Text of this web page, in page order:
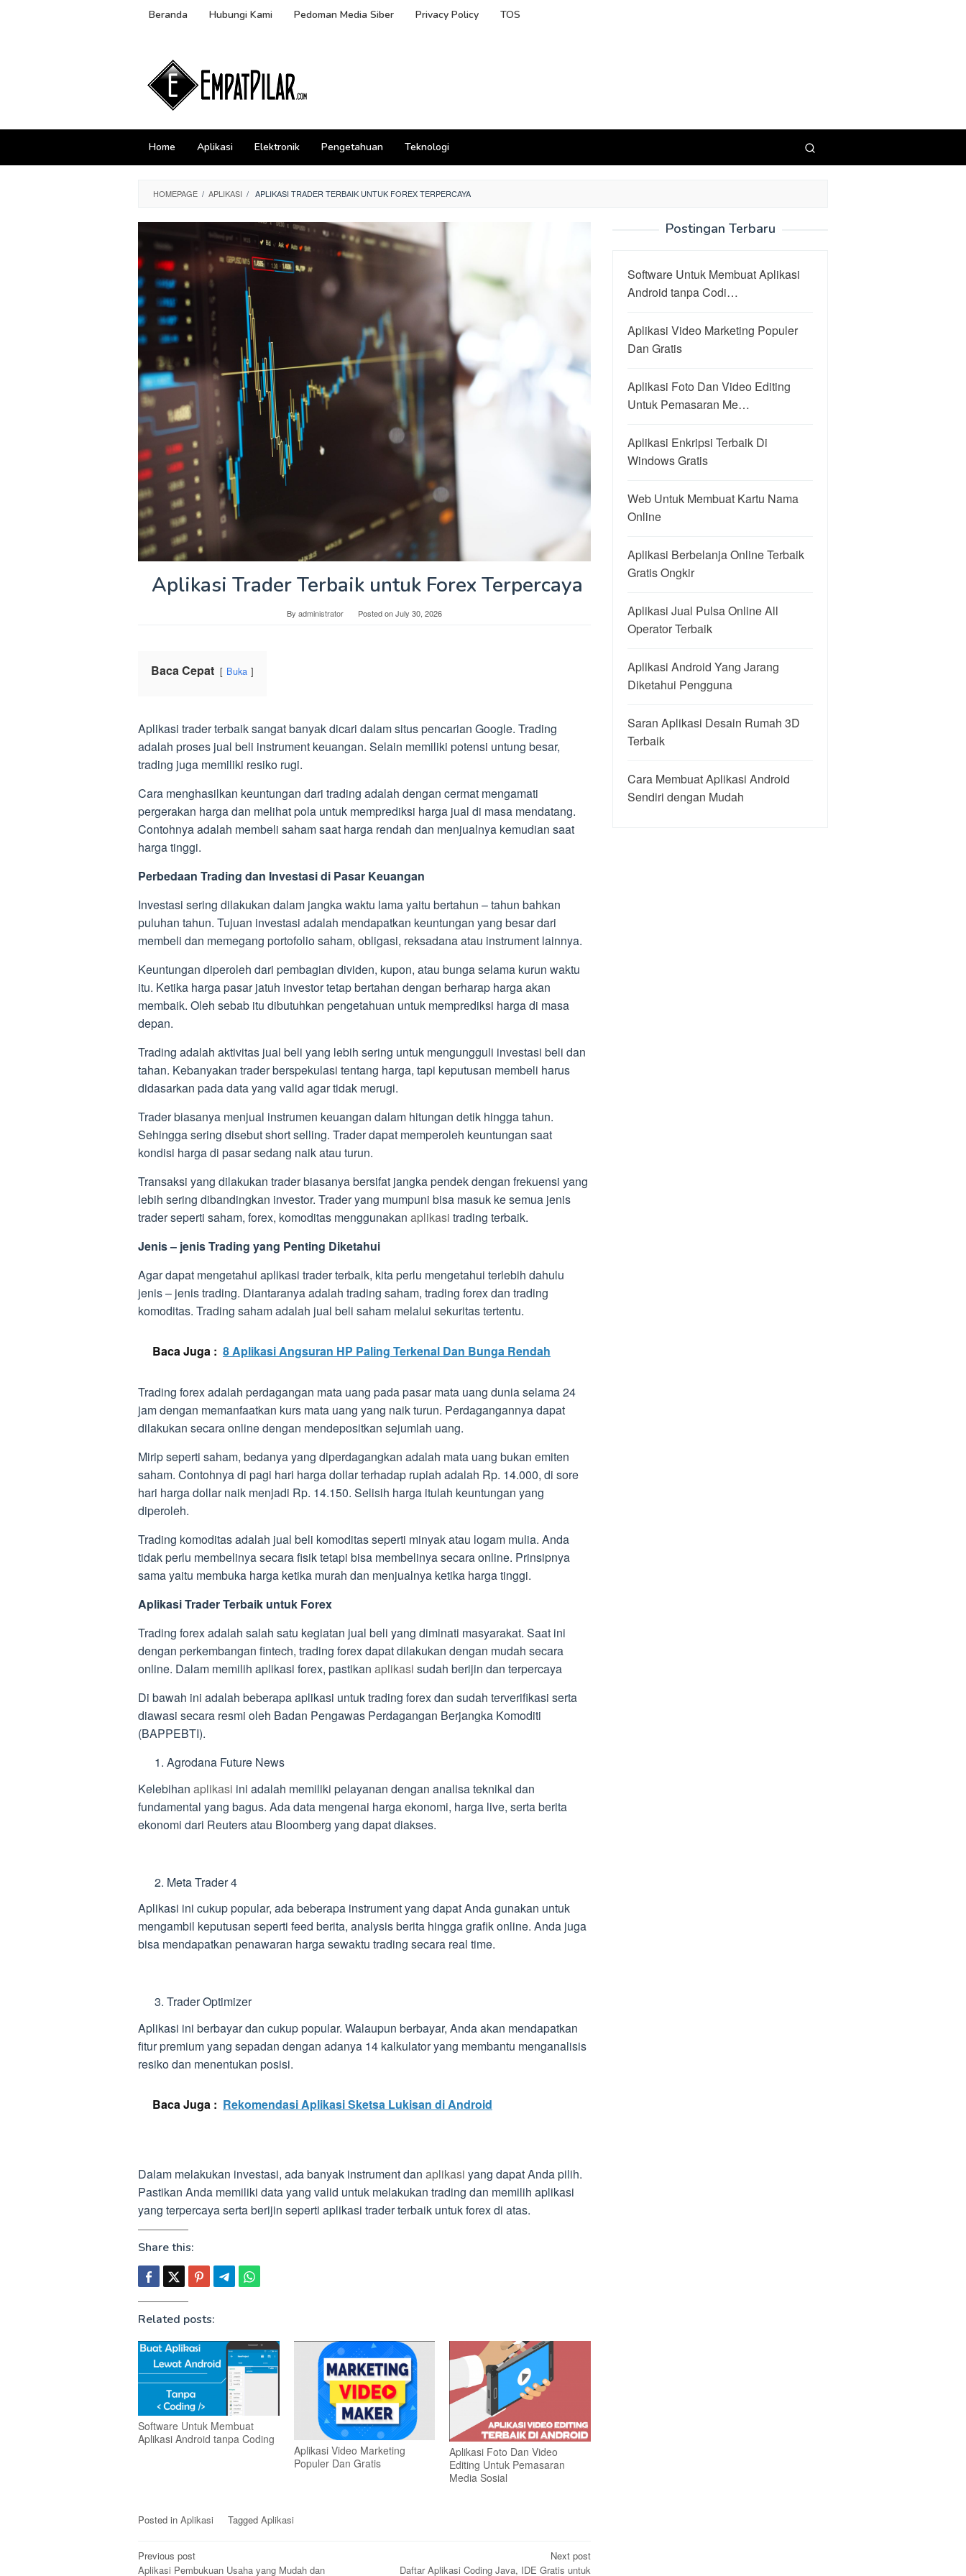
Beranda Hubungi Kami Pedoman Media Siber Privacy Policy TOS
Home Aplikasi Elektronik Pengetahuan Teknologi
HOMEPAGE / APLIKASI / APLIKASI TRADER TERBAIK UNTUK FOREX TERPERCAYA
Aplikasi Trader Terbaik untuk Forex Terpercaya
By administrator Posted onJuly 30, 2026
Baca Cepat Buka
Aplikasi trader terbaik sangat banyak dicari dalam situs pencarian Google. Trading
adalah proses jual beli instrument keuangan. Selain memiliki potensi untung besar,
trading juga memiliki resiko rugi.
Cara menghasilkan keuntungan dari trading adalah dengan cermat mengamati
pergerakan harga dan melihat pola untuk memprediksi harga jual di masa mendatang.
Contohnya adalah membeli saham saat harga rendah dan menjualnya kemudian saat
harga tinggi.
Perbedaan Trading dan Investasi di Pasar Keuangan
Investasi sering dilakukan dalam jangka waktu lama yaitu bertahun – tahun bahkan
puluhan tahun. Tujuan investasi adalah mendapatkan keuntungan yang besar dari
membeli dan memegang portofolio saham, obligasi, reksadana atau instrument lainnya.
Keuntungan diperoleh dari pembagian dividen, kupon, atau bunga selama kurun waktu
itu. Ketika harga pasar jatuh investor tetap bertahan dengan berharap harga akan
membaik. Oleh sebab itu dibutuhkan pengetahuan untuk memprediksi harga di masa
depan.
Trading adalah aktivitas jual beli yang lebih sering untuk mengungguli investasi beli dan
tahan. Kebanyakan trader berspekulasi tentang harga, tapi keputusan membeli harus
didasarkan pada data yang valid agar tidak merugi.
Trader biasanya menjual instrumen keuangan dalam hitungan detik hingga tahun.
Sehingga sering disebut short selling. Trader dapat memperoleh keuntungan saat
kondisi harga di pasar sedang naik atau turun.
Transaksi yang dilakukan trader biasanya bersifat jangka pendek dengan frekuensi yang
lebih sering dibandingkan investor. Trader yang mumpuni bisa masuk ke semua jenis
trader seperti saham, forex, komoditas menggunakan aplikasi trading terbaik.
Jenis – jenis Trading yang Penting Diketahui
Agar dapat mengetahui aplikasi trader terbaik, kita perlu mengetahui terlebih dahulu
jenis – jenis trading. Diantaranya adalah trading saham, trading forex dan trading
komoditas. Trading saham adalah jual beli saham melalui sekuritas tertentu.
Baca Juga : 8 Aplikasi Angsuran HP Paling Terkenal Dan Bunga Rendah
Trading forex adalah perdagangan mata uang pada pasar mata uang dunia selama 24
jam dengan memanfaatkan kurs mata uang yang naik turun. Perdagangannya dapat
dilakukan secara online dengan mendepositkan sejumlah uang.
Mirip seperti saham, bedanya yang diperdagangkan adalah mata uang bukan emiten
saham. Contohnya di pagi hari harga dollar terhadap rupiah adalah Rp. 14.000, di sore
hari harga dollar naik menjadi Rp. 14.150. Selisih harga itulah keuntungan yang
diperoleh.
Trading komoditas adalah jual beli komoditas seperti minyak atau logam mulia. Anda
tidak perlu membelinya secara fisik tetapi bisa membelinya secara online. Prinsipnya
sama yaitu membuka harga ketika murah dan menjualnya ketika harga tinggi.
Aplikasi Trader Terbaik untuk Forex
Trading forex adalah salah satu kegiatan jual beli yang diminati masyarakat. Saat ini
dengan perkembangan fintech, trading forex dapat dilakukan dengan mudah secara
online. Dalam memilih aplikasi forex, pastikan aplikasi sudah berijin dan terpercaya
Di bawah ini adalah beberapa aplikasi untuk trading forex dan sudah terverifikasi serta
diawasi secara resmi oleh Badan Pengawas Perdagangan Berjangka Komoditi
(BAPPEBTI).
Agrodana Future News
Kelebihan aplikasi ini adalah memiliki pelayanan dengan analisa teknikal dan
fundamental yang bagus. Ada data mengenai harga ekonomi, harga live, serta berita
ekonomi dari Reuters atau Bloomberg yang dapat diakses.
Meta Trader 4
Aplikasi ini cukup popular, ada beberapa instrument yang dapat Anda gunakan untuk
mengambil keputusan seperti feed berita, analysis berita hingga grafik online. Anda juga
bisa mendapatkan penawaran harga sewaktu trading secara real time.
Trader Optimizer
Aplikasi ini berbayar dan cukup popular. Walaupun berbayar, Anda akan mendapatkan
fitur premium yang sepadan dengan adanya 14 kalkulator yang membantu menganalisis
resiko dan menentukan posisi.
Baca Juga : Rekomendasi Aplikasi Sketsa Lukisan di Android
Dalam melakukan investasi, ada banyak instrument dan aplikasi yang dapat Anda pilih.
Pastikan Anda memiliki data yang valid untuk melakukan trading dan memilih aplikasi
yang terpercaya serta berijin seperti aplikasi trader terbaik untuk forex di atas.
Share this:
Related posts:
Software Untuk Membuat
Aplikasi Android tanpa Coding
Aplikasi Video Marketing
Populer Dan Gratis
Aplikasi Foto Dan Video
Editing Untuk Pemasaran
Media Sosial
Posted in Aplikasi Tagged Aplikasi
Post
Previous post
Aplikasi Pembukuan Usaha yang Mudah dan
Next post
Daftar Aplikasi Coding Java, IDE Gratis untuk
Postingan Terbaru
Software Untuk Membuat Aplikasi
Android tanpa Codi…
Aplikasi Video Marketing Populer
Dan Gratis
Aplikasi Foto Dan Video Editing
Untuk Pemasaran Me…
Aplikasi Enkripsi Terbaik Di
Windows Gratis
Web Untuk Membuat Kartu Nama
Online
Aplikasi Berbelanja Online Terbaik
Gratis Ongkir
Aplikasi Jual Pulsa Online All
Operator Terbaik
Aplikasi Android Yang Jarang
Diketahui Pengguna
Saran Aplikasi Desain Rumah 3D
Terbaik
Cara Membuat Aplikasi Android
Sendiri dengan Mudah